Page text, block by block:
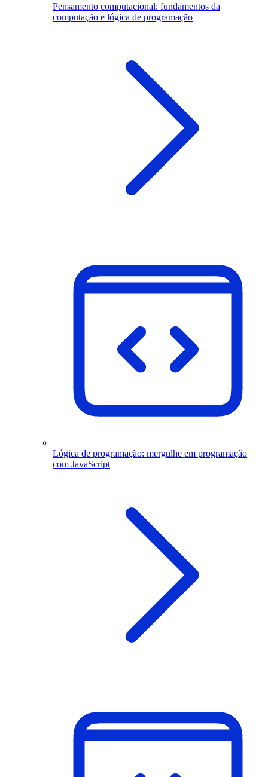
Pensamento computacional: fundamentos da
computação e lógica de programação
Lógica de programação: mergulhe em programação
com JavaScript